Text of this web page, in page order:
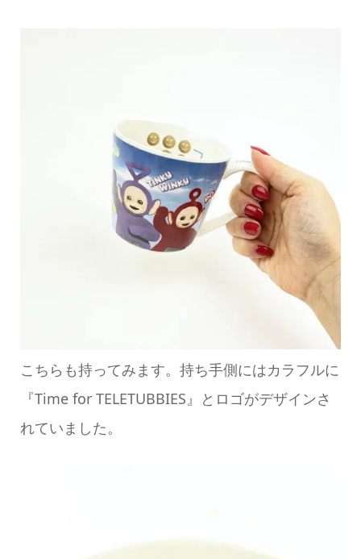
こちらも持ってみます。持ち手側にはカラフルに
『Time for TELETUBBIES』とロゴがデザインさ
れていました。